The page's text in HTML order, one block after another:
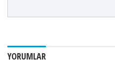
YORUMLAR